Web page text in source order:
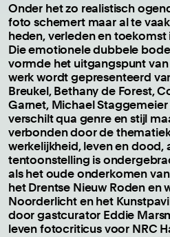
Onder het zo realistisch
foto schemert maar al te
heden, verleden en
Die emotionele dubbele
vormde het uitgangspunt
werk wordt gepresenteerd
Breukel, Bethany de Forest,
Garnet, Michael Staggemeier
verschilt qua genre en stijl
verbonden door de
werkelijkheid, leven en dood,
tentoonstelling is
als het oude onderkomen
het Drentse Nieuw Roden en
Noorderlicht en het
door gastcurator Eddie
leven fotocriticus voor NRC